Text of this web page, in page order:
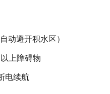
动避开积水区）
上障碍物
电续航